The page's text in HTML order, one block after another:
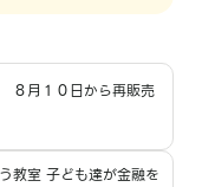
８月１０日から再販売
教室 子ども達が金融を